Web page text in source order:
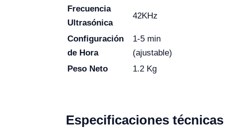
Frecuencia
Ultrasónica
42KHz
Configuración
de Hora
1-5 min
(ajustable)
Peso Neto
1.2 Kg
Especificaciones técnicas